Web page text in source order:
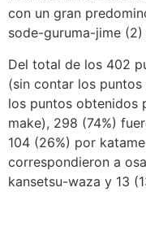
con un gran
sode-guruma-jime
Del total de los 402
(sin contar los
los puntos obtenidos
make), 298 (74%)
104 (26%) por
correspondieron a
kansetsu-waza y 13